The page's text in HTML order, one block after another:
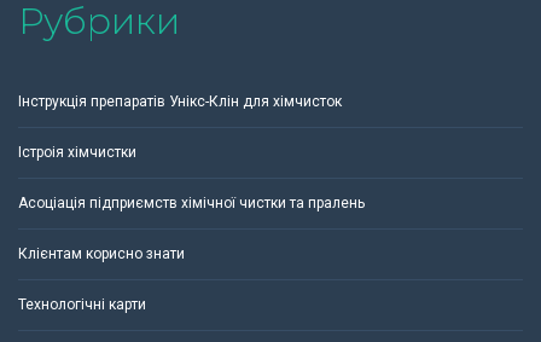
Рубрики
Інструкція препаратів Унікс-Клін для хімчисток
Істроія хімчистки
Асоціація підприємств хімічної чистки та пралень
Клієнтам корисно знати
Технологічні карти